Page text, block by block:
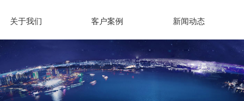
关于我们 客户案例 新闻动态